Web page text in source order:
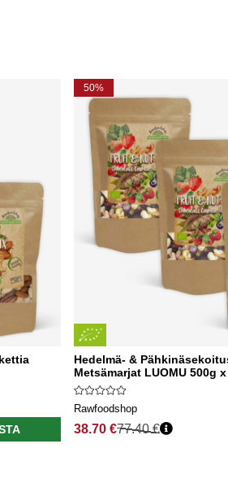
50%
Hedelmä- &
Metsämarjat LUOMU 500g
Rawfoodshop
38.70 €77.40 €